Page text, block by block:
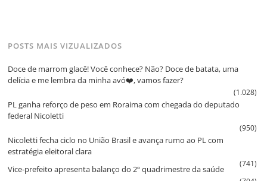
POSTS MAIS VIZUALIZADOS
Doce de marrom glacê! Você conhece? Não? Doce de batata, uma
delícia e me lembra da minha avó❤️, vamos fazer?
(1.028)
PL ganha reforço de peso em Roraima com chegada do deputado
federal Nicoletti
(950)
Nicoletti fecha ciclo no União Brasil e avança rumo ao PL com
estratégia eleitoral clara
(741)
Vice‑prefeito apresenta balanço do 2º quadrimestre da saúde